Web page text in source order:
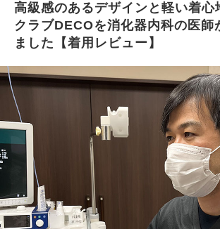
高級感のあるデザインと軽い着心
クラブDECOを消化器内科の医師
ました【着用レビュー】